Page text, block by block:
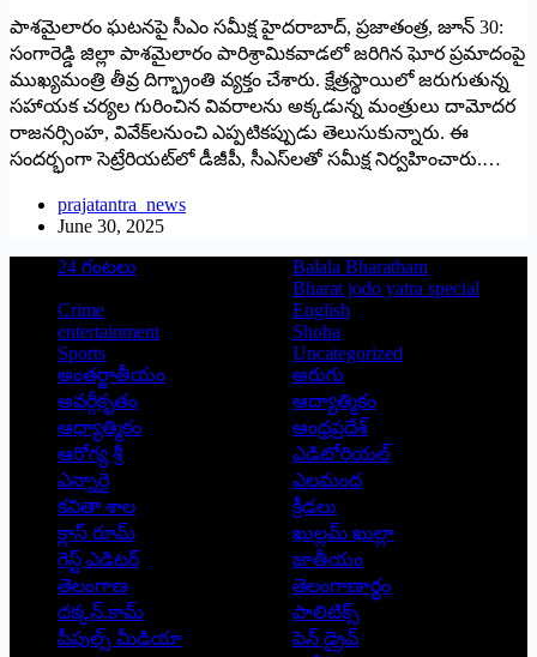
పాశమైలారం ఘటనపై సీఎం సమీక్ష హైదరాబాద్‌, ప్రజాతంత్ర, జూన్‌ 30:
సంగారెడ్డి జిల్లా పాశమైలారం పారిశ్రామికవాడలో జరిగిన ఘోర ప్రమాదంపై
ముఖ్యమంత్రి తీవ్ర దిగ్భ్రాంతి వ్యక్తం చేశారు. క్షేత్రస్థాయిలో జరుగుతున్న
సహాయక చర్యల గురించిన వివరాలను అక్కడున్న మంత్రులు దామోదర
రాజనర్సింహ, వివేక్‌లనుంచి ఎప్పటికప్పుడు తెలుసుకున్నారు. ఈ
సందర్భంగా సెట్రేరియట్‌లో డీజీపీ, సీఎస్‌లతో సమీక్ష నిర్వహించారు.…
prajatantra_news
June 30, 2025
24 గంటలు
Balala Bharatham
Bharat jodo yatra special
Crime
English
entertainment
Shoba
Sports
Uncategorized
అంతర్జాతీయం
అరుగు
అవర్గీకృతం
ఆద్యాత్మికం
ఆధ్యాత్మికం
ఆంధ్రప్రదేశ్
ఆరోగ్య శ్రీ
ఎడిటోరియల్
ఎన్నారై
ఎలమంద
కవితా శాల
క్రీడలు
క్లాస్ రూమ్
ఖుల్లమ్ ఖుల్లా
గెస్ట్ ఎడిటర్
జాతీయం
తెలంగాణ
తెలంగాణార్థం
దక్కన్.కామ్
పాలిటిక్స్
పీపుల్స్ ‌మీడియా
పెన్ డ్రైవ్